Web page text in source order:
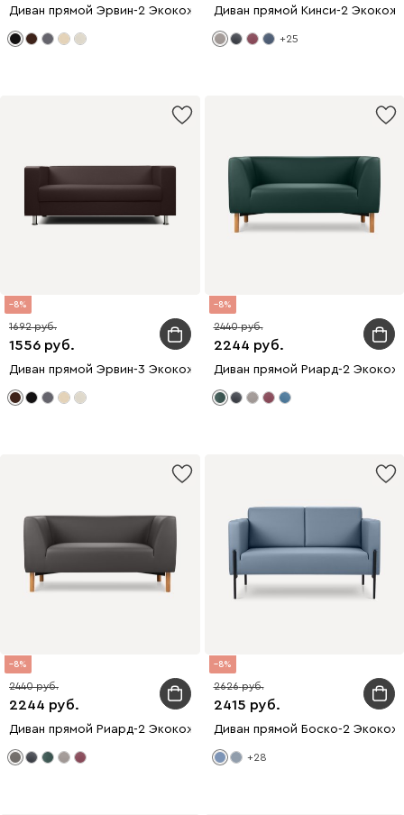
Диван прямой Эрвин-2 Экокожа ЧерныйДиван прямой Кинси-2
+25
8
1556
1692
Диван прямой Эрвин-3 Экокожа Коричневый
8
2244
2440
Диван прямой Риард-2
8
2244
2440
Диван прямой Риард-2 Экокожа Серый
8
2415
2626
Диван прямой Боско-2
+28